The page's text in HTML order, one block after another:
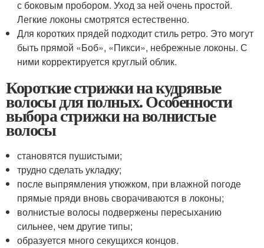
с боковым пробором. Уход за ней очень простой.
Легкие локоны смотрятся естественно.
Для коротких прядей подходит стиль ретро. Это могут
быть прямой «Боб», «Пикси», небрежные локоны. С
ними корректируется круглый облик.
Короткие стрижки на кудрявые
волосы для полных. Особенности
выбора стрижки на волнистые
волосы
становятся пушистыми;
трудно сделать укладку;
после выпрямления утюжком, при влажной погоде
прямые пряди вновь сворачиваются в локоны;
волнистые волосы подвержены пересыханию
сильнее, чем другие типы;
образуется много секущихся концов.